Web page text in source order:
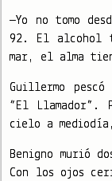
—Yo no tomo
92. El alcohol
mar, el alma
Guillermo
“El Llamador”.
cielo a
Benigno murió
Con los ojos